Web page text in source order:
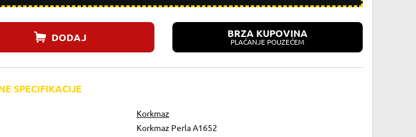
DODAJ BRZA KUPOVINA
PLAĆANJE POUZEĆEM
SPECIFIKACIJE
Korkmaz
Korkmaz Perla A1652